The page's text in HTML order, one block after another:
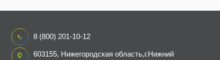
8 (800) 201-10-12
603155, Нижегородская область,г.Нижний